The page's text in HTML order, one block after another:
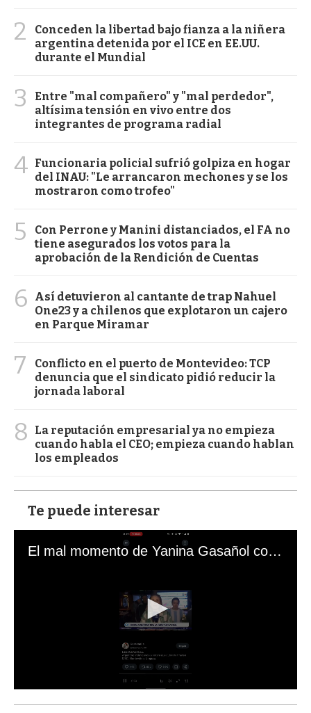
2
Conceden la libertad bajo fianza a la niñera
argentina detenida por el ICE en EE.UU.
durante el Mundial
3
Entre "mal compañero" y "mal perdedor",
altísima tensión en vivo entre dos
integrantes de programa radial
4 Funcionaria policial sufrió golpiza en hogar
del INAU: "Le arrancaron mechones y se los
mostraron como trofeo"
5
Con Perrone y Manini distanciados, el FA no
tiene asegurados los votos para la
aprobación de la Rendición de Cuentas
6
Así detuvieron al cantante de trap Nahuel
One23 y a chilenos que explotaron un cajero
en Parque Miramar
7
Conflicto en el puerto de Montevideo: TCP
denuncia que el sindicato pidió reducir la
jornada laboral
8
La reputación empresarial ya no empieza
cuando habla el CEO; empieza cuando hablan
los empleados
Te puede interesar
El mal momento de Yanina Gasañol con un hincha argentino en "Subrayado"
s